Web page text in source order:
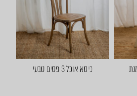
כיסא אוכל 3 פסים טבעי